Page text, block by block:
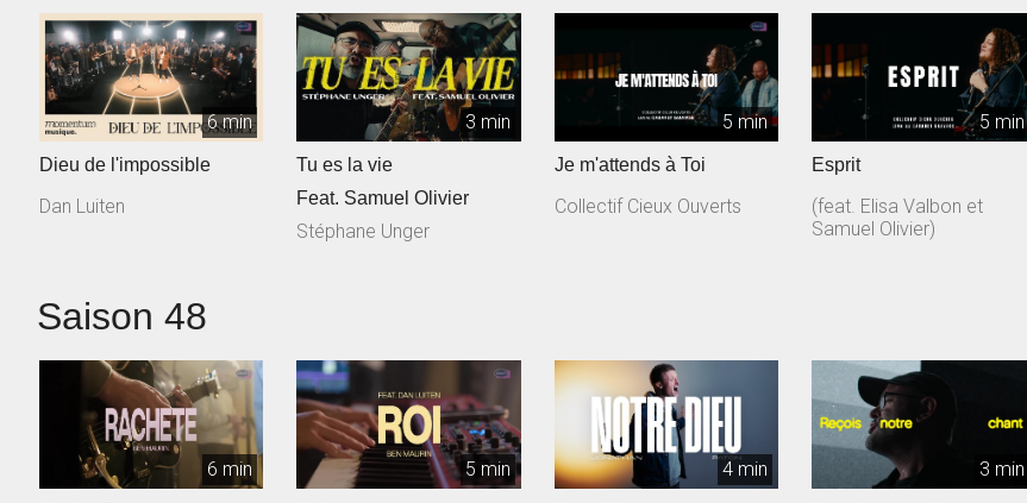
6 min
Dieu de l'impossible
Dan Luiten
3 min
Tu es la vie
Feat. Samuel Olivier
Stéphane Unger
5 min
Je m'attends à Toi
Collectif Cieux Ouverts
5 min
Esprit
(feat. Elisa Valbon et
Samuel Olivier)
Saison 48
6 min 5 min 4 min 3 min